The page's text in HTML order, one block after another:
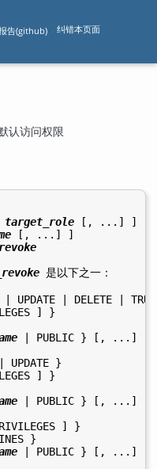
告(github) 纠错本页面
认访问权限
target_role [, ...] ]
[, ...] ]
是以下之一：
| DELETE |
] }
| PUBLIC } [, ...] [
UPDATE }
] }
| PUBLIC } [, ...] [
] }
}
| PUBLIC } [, ...] [